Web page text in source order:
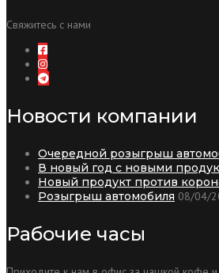
Свяжитесь с нами
Новости компании
Очередной розыгрыш
В новый год с новыми
Новый продукт против
Розыгрыш автомобиля 08/04/
Рабочие часы